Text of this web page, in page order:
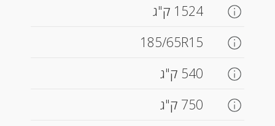
1524 ק"ג
185/65R15
540 ק"ג
750 ק"ג